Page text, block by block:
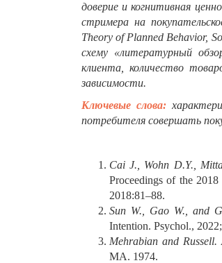
доверие и когнитивная
стримера на
Theory of Planned Behavior,
схему «литературный
клиента, количество
зависимости.
Ключевые слова:
потребителя совершать
Cai J., Wohn D.Y.,
Proceedings of the
2018:81–88.
Sun W., Gao W., and
Intention. Psychol.,
Mehrabian and
MA. 1974.